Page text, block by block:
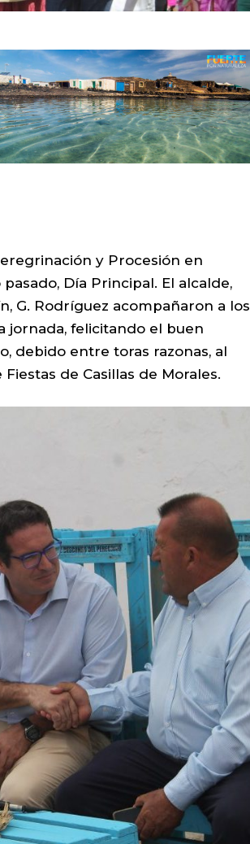
y Procesión en
Día Principal. El alcalde,
G. Rodríguez acompañaron a los
jornada, felicitando el buen
debido entre toras razonas, al
de Casillas de Morales.